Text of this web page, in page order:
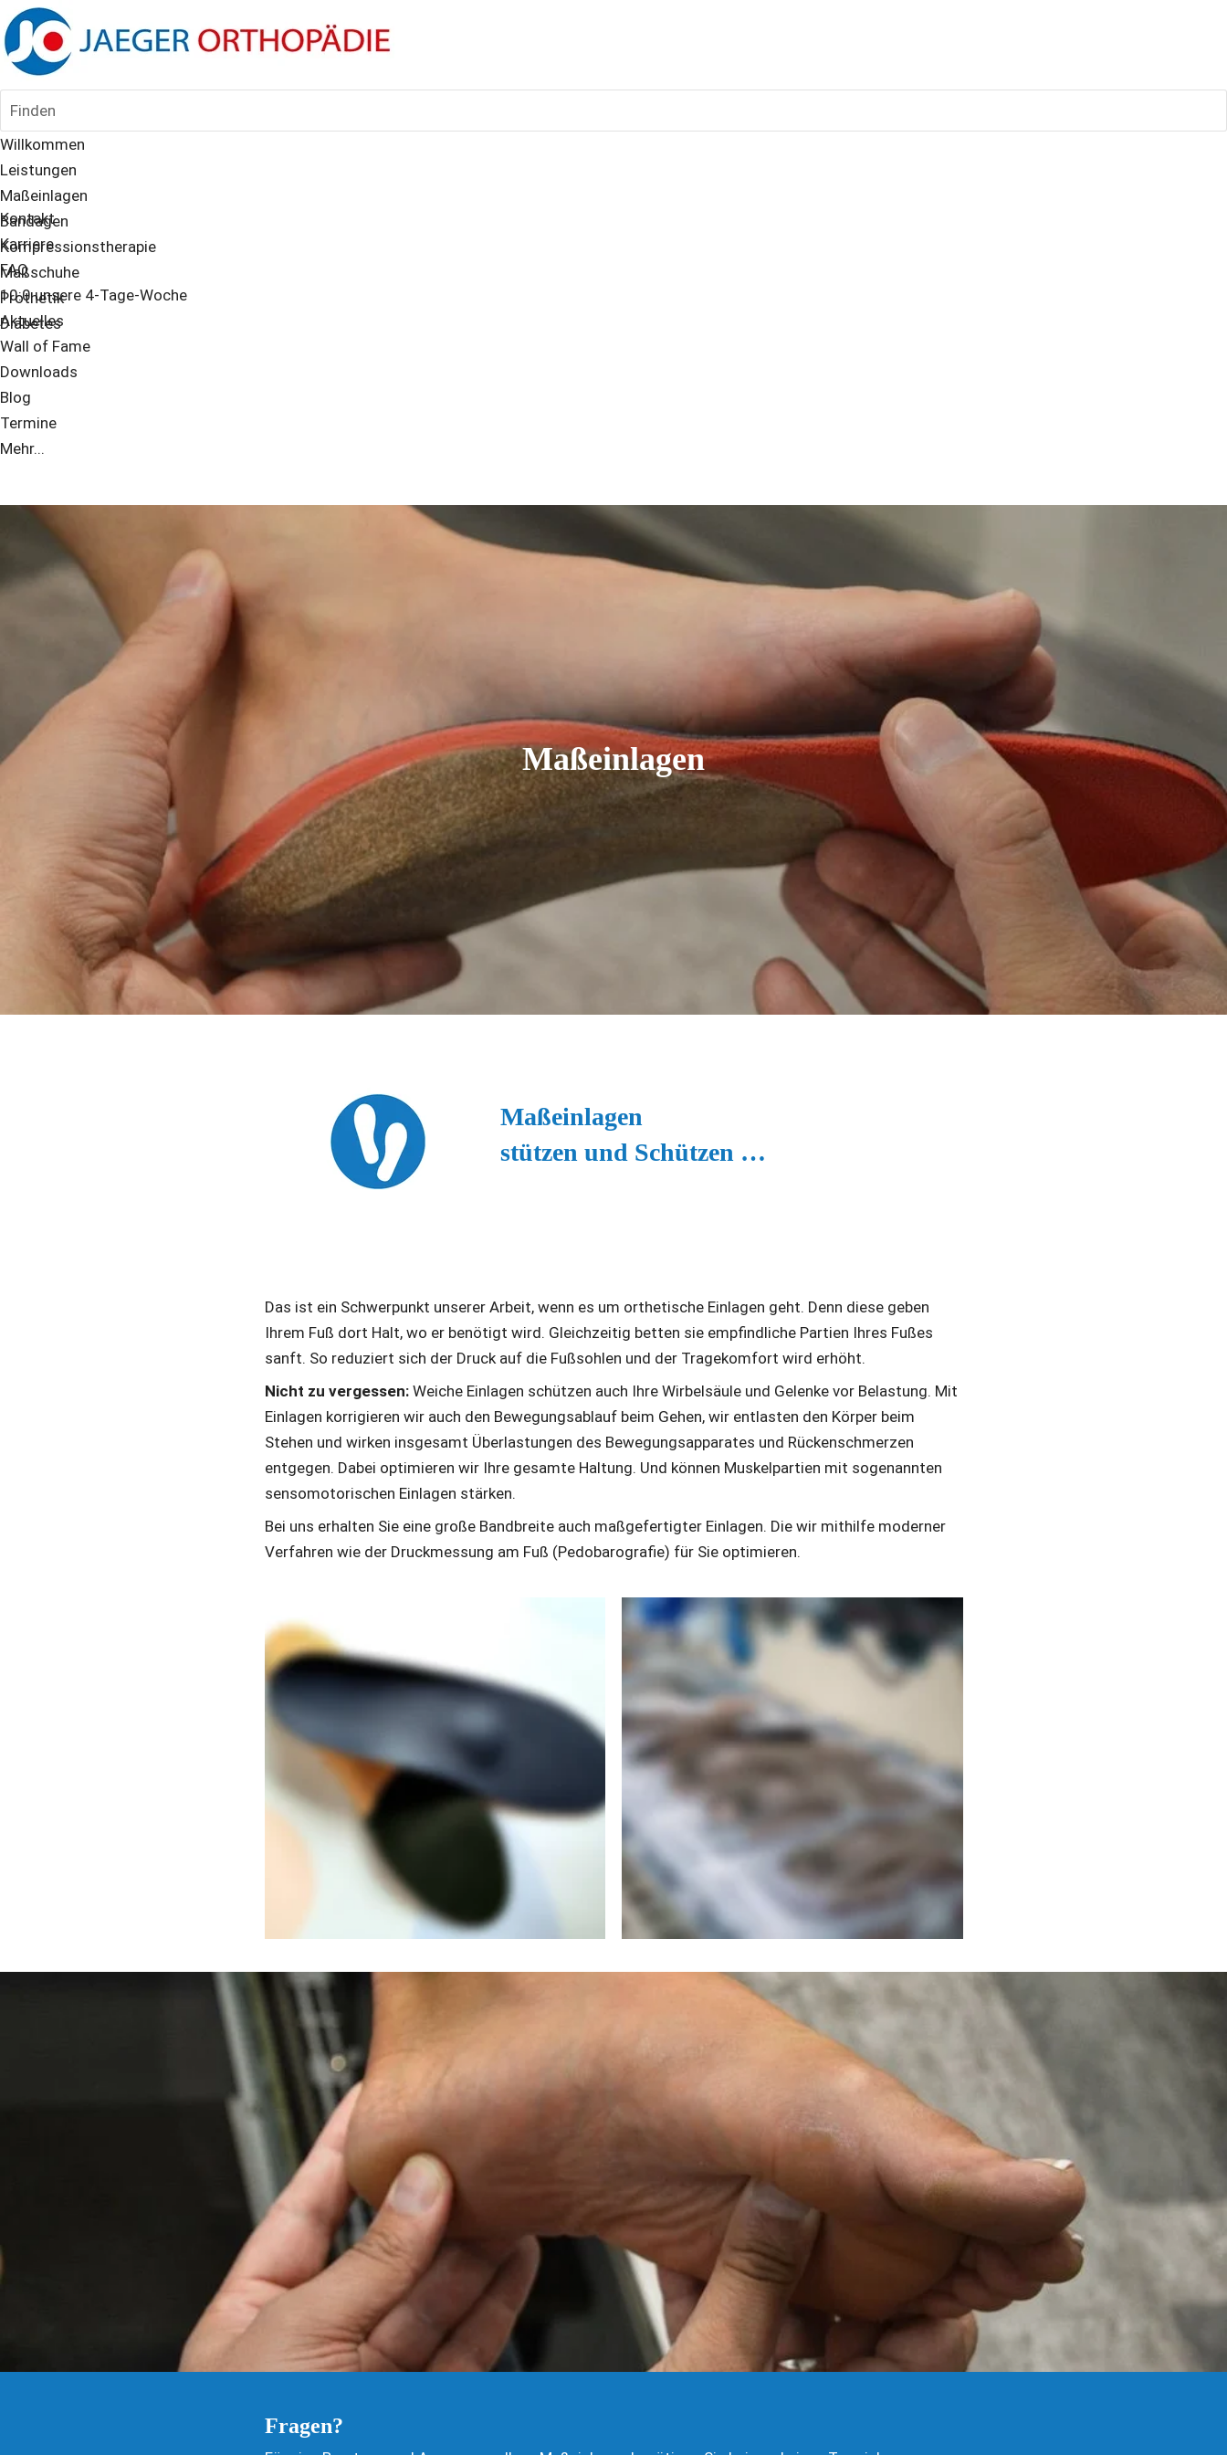
Finden
Willkommen
Leistungen
Maßeinlagen
Bandagen
Kompressionstherapie
Maßschuhe
Prothetik
Diabetes
Kontakt
Karriere
FAQ
10:0 unsere 4-Tage-Woche
Aktuelles
Wall of Fame
Downloads
Blog
Termine
Mehr...
Maßeinlagen
Maßeinlagen
stützen und Schützen …
Das ist ein Schwerpunkt unserer Arbeit, wenn es um orthetische Einlagen geht. Denn diese geben
Ihrem Fuß dort Halt, wo er benötigt wird. Gleichzeitig betten sie empfindliche Partien Ihres Fußes
sanft. So reduziert sich der Druck auf die Fußsohlen und der Tragekomfort wird erhöht.
Nicht zu vergessen: Weiche Einlagen schützen auch Ihre Wirbelsäule und Gelenke vor Belastung. Mit
Einlagen korrigieren wir auch den Bewegungsablauf beim Gehen, wir entlasten den Körper beim
Stehen und wirken insgesamt Überlastungen des Bewegungsapparates und Rückenschmerzen
entgegen. Dabei optimieren wir Ihre gesamte Haltung. Und können Muskelpartien mit sogenannten
sensomotorischen Einlagen stärken.
Bei uns erhalten Sie eine große Bandbreite auch maßgefertigter Einlagen. Die wir mithilfe moderner
Verfahren wie der Druckmessung am Fuß (Pedobarografie) für Sie optimieren.
Fragen?